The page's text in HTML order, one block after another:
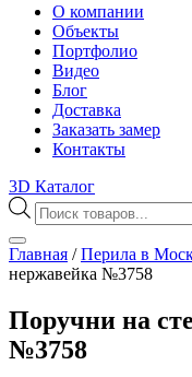
О компании
Объекты
Портфолио
Видео
Блог
Доставка
Заказать замер
Контакты
3D Каталог
Поиск
товаров
Главная /Перила в
нержавейка №3758
Поручни на
№3758